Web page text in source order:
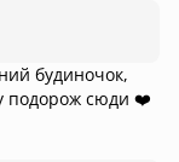
будиночок,
подорож сюди ❤️